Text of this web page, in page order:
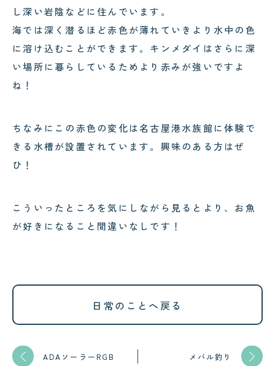
し深い岩陰などに住んでいます。
海では深く潜るほど赤色が薄れていきより水中の色
に溶け込むことができます。キンメダイはさらに深
い場所に暮らしているためより赤みが強いですよ
ね！
ちなみにこの赤色の変化は名古屋港水族館に体験で
きる水槽が設置されています。興味のある方はぜ
ひ！
こういったところを気にしながら見るとより、お魚
が好きになること間違いなしです！
日常のことへ戻る
ADAソーラーRGB メバル釣り